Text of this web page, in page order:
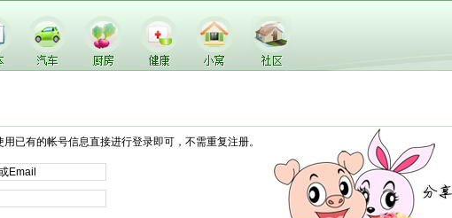
已有的帐号信息直接进行登录即可，不需重复注册。